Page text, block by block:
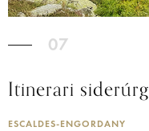
07
Itinerari
ESCALDES-ENGORDANY